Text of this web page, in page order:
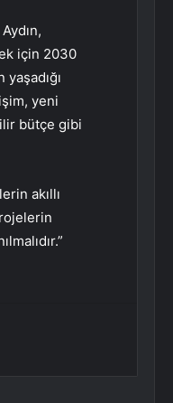
için 2030
yeni
bütçe gibi
akıllı